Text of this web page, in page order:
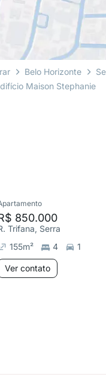
Belo Horizonte
Maison Stephanie
850.000
Trifana, Serra
155m² 4 1
Ver contato